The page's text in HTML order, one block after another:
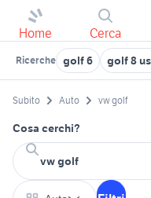
Home Cerca
Ricerche golf 6 golf 8
Subito Auto vw golf
Cosa cerchi?